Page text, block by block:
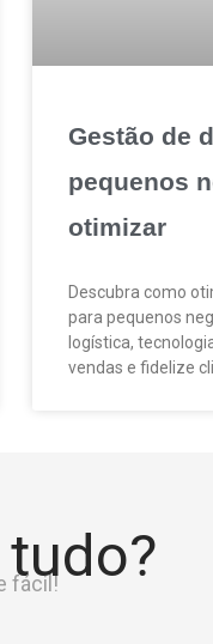
Gestão de
pequenos
otimizar
Descubra como
para pequenos
logística,
vendas e fidelize
fácil!